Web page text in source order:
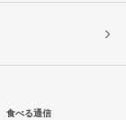
食べる通信